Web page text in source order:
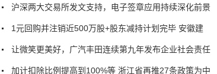
沪深两大交易所发文支持，电子签章应用持续深化前景
1元回购并注销近500万股+股东减持计划完毕 安徽建
让微笑更美好，广汽丰田连续第九年发布企业社会责任
加计扣除比例提高到100%等 浙江省再推27条政策为中